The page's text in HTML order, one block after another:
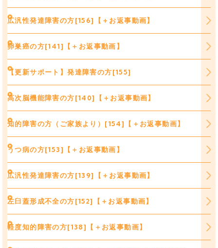
広汎性発達障害の方[156]【＋お返事動画】
卵巣癌の方[141]【＋お返事動画】
【更新サポート】発達障害の方[155]
高次脳機能障害の方[140]【＋お返事動画】
知的障害の方（ご家族より）[154]【＋お返事動画】
うつ病の方[153]【＋お返事動画】
広汎性発達障害の方[139]【＋お返事動画】
左臼蓋形成不全の方[152]【＋お返事動画】
軽度知的障害の方[138]【＋お返事動画】